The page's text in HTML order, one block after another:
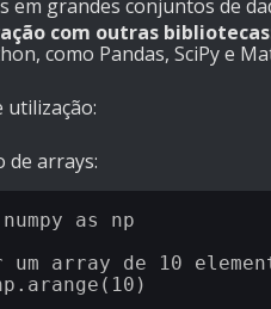
em grandes conjuntos de
com outras
como Pandas, SciPy e
utilização:
de arrays:
as np
array de 10